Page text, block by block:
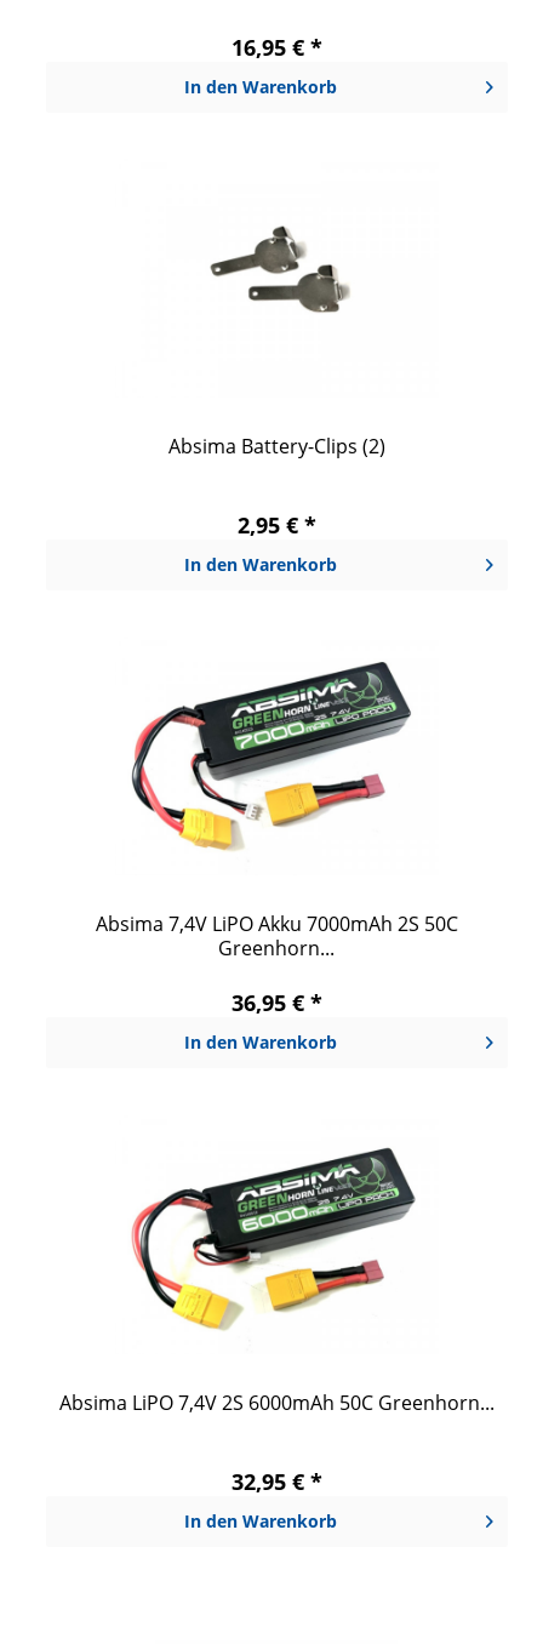
16,95 € *
In den Warenkorb
Absima Battery-Clips (2)
2,95 € *
In den Warenkorb
Absima 7,4V LiPO Akku 7000mAh 2S 50C
Greenhorn...
36,95 € *
In den Warenkorb
Absima LiPO 7,4V 2S 6000mAh 50C Greenhorn...
32,95 € *
In den Warenkorb